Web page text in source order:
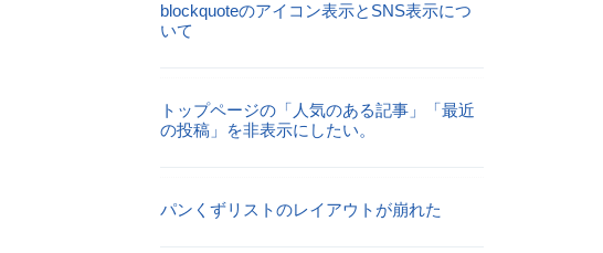
blockquoteのアイコン表示とSNS表示につ
いて
トップページの「人気のある記事」「最近
の投稿」を非表示にしたい。
パンくずリストのレイアウトが崩れた